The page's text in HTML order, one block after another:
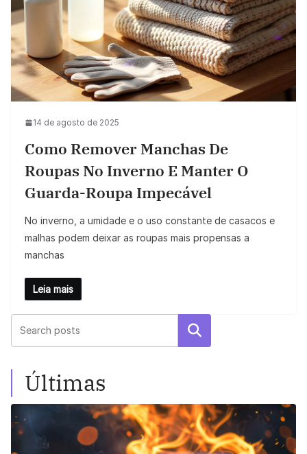
14 de agosto de 2025
Como Remover Manchas De
Roupas No Inverno E Manter O
Guarda-Roupa Impecável
No inverno, a umidade e o uso constante de casacos e
malhas podem deixar as roupas mais propensas a
manchas
Leia mais
Pesquisar
Últimas